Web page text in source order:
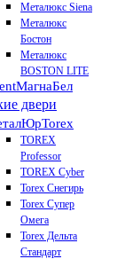
Металюкс Siena
Металюкс
Бостон
Металюкс
BOSTON LITE
МагнаБел
двери
Torex
TOREX
Professor
TOREX Cyber
Torex Снегирь
Torex Супер
Омега
Torex Дельта
Стандарт